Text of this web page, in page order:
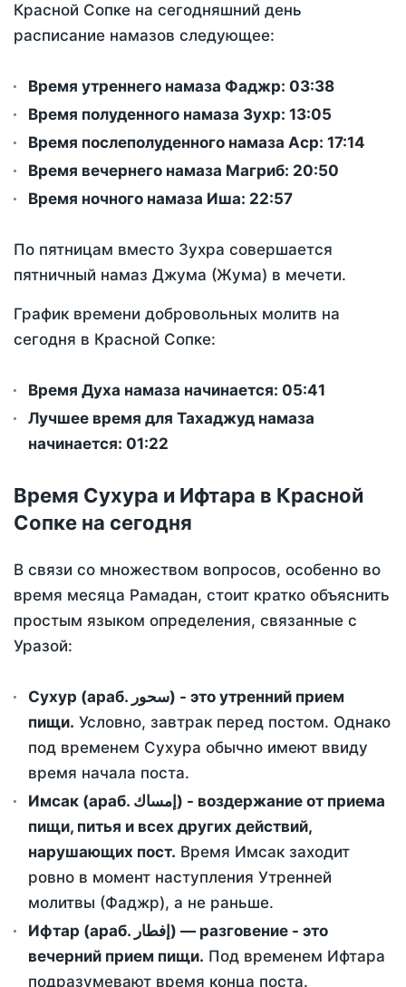
Красной Сопке на сегодняшний день
расписание намазов следующее:
Время утреннего намаза Фаджр: 03:38
Время полуденного намаза Зухр: 13:05
Время послеполуденного намаза Аср: 17:14
Время вечернего намаза Магриб: 20:50
Время ночного намаза Иша: 22:57
По пятницам вместо Зухра совершается
пятничный намаз Джума (Жума) в мечети.
График времени добровольных молитв на
сегодня в Красной Сопке:
Время Духа намаза начинается: 05:41
Лучшее время для Тахаджуд намаза
начинается: 01:22
Время Сухура и Ифтара в Красной
Сопке на сегодня
В связи со множеством вопросов, особенно во
время месяца Рамадан, стоит кратко объяснить
простым языком определения, связанные с
Уразой:
Сухур (араб. سحور) - это утренний прием
пищи. Условно, завтрак перед постом. Однако
под временем Сухура обычно имеют ввиду
время начала поста.
Имсак (араб. إمساك) - воздержание от приема
пищи, питья и всех других действий,
нарушающих пост. Время Имсак заходит
ровно в момент наступления Утренней
молитвы (Фаджр), а не раньше.
Ифтар (араб. إفطار) — разговение - это
вечерний прием пищи. Под временем Ифтара
подразумевают время конца поста.